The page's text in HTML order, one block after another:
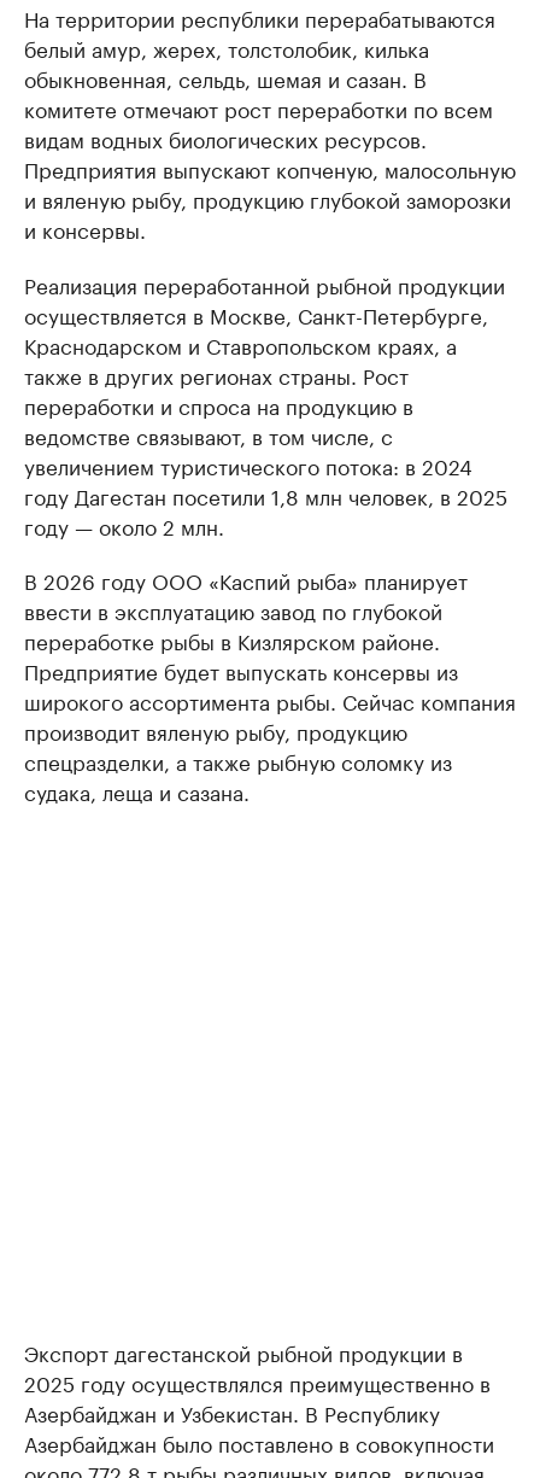
На территории республики перерабатываются
белый амур, жерех, толстолобик, килька
обыкновенная, сельдь, шемая и сазан. В
комитете отмечают рост переработки по всем
видам водных биологических ресурсов.
Предприятия выпускают копченую, малосольную
и вяленую рыбу, продукцию глубокой заморозки
и консервы.
Реализация переработанной рыбной продукции
осуществляется в Москве, Санкт-Петербурге,
Краснодарском и Ставропольском краях, а
также в других регионах страны. Рост
переработки и спроса на продукцию в
ведомстве связывают, в том числе, с
увеличением туристического потока: в 2024
году Дагестан посетили 1,8 млн человек, в 2025
году — около 2 млн.
В 2026 году ООО «Каспий рыба» планирует
ввести в эксплуатацию завод по глубокой
переработке рыбы в Кизлярском районе.
Предприятие будет выпускать консервы из
широкого ассортимента рыбы. Сейчас компания
производит вяленую рыбу, продукцию
спецразделки, а также рыбную соломку из
судака, леща и сазана.
Экспорт дагестанской рыбной продукции в
2025 году осуществлялся преимущественно в
Азербайджан и Узбекистан. В Республику
Азербайджан было поставлено в совокупности